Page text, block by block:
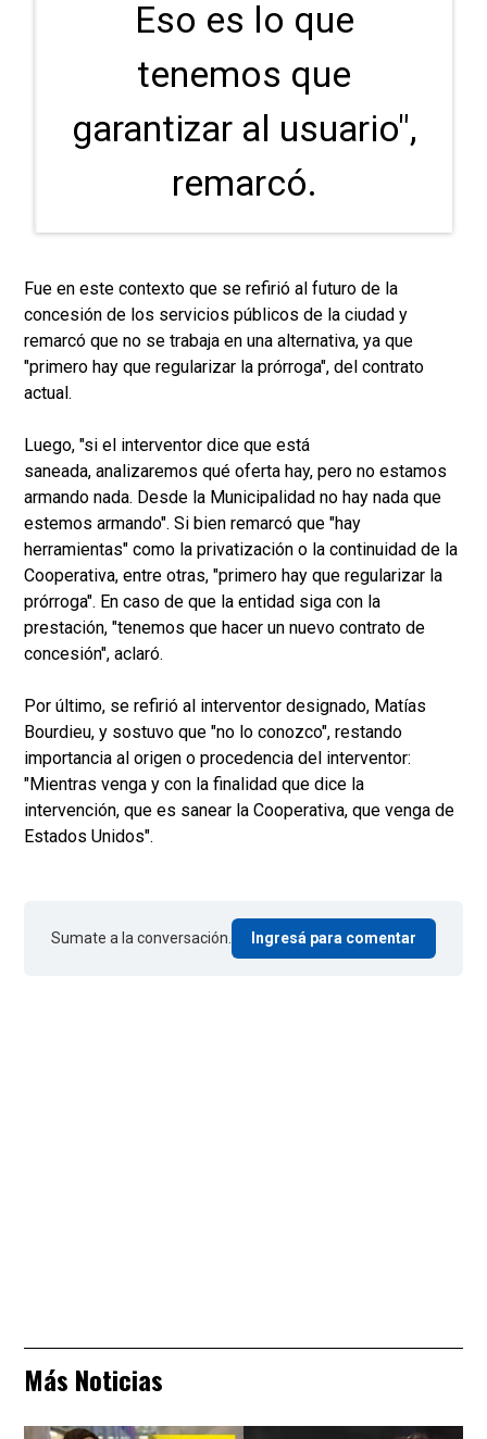
Eso es lo que
tenemos que
garantizar al usuario",
remarcó.
Fue en este contexto que se refirió al futuro de la
concesión de los servicios públicos de la ciudad y
remarcó que no se trabaja en una alternativa, ya que
"primero hay que regularizar la prórroga", del contrato
actual.
Luego, "si el interventor dice que está
saneada, analizaremos qué oferta hay, pero no estamos
armando nada. Desde la Municipalidad no hay nada que
estemos armando". Si bien remarcó que "hay
herramientas" como la privatización o la continuidad de la
Cooperativa, entre otras, "primero hay que regularizar la
prórroga". En caso de que la entidad siga con la
prestación, "tenemos que hacer un nuevo contrato de
concesión", aclaró.
Por último, se refirió al interventor designado, Matías
Bourdieu, y sostuvo que "no lo conozco", restando
importancia al origen o procedencia del interventor:
"Mientras venga y con la finalidad que dice la
intervención, que es sanear la Cooperativa, que venga de
Estados Unidos".
Sumate a la conversación. Ingresá para comentar
Más Noticias